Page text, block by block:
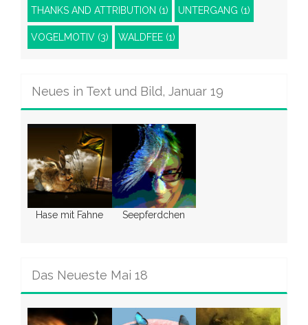
THANKS AND ATTRIBUTION (1) UNTERGANG (1)
VOGELMOTIV (3) WALDFEE (1)
Neues in Text und Bild, Januar 19
Hase mit Fahne Seepferdchen
Das Neueste Mai 18